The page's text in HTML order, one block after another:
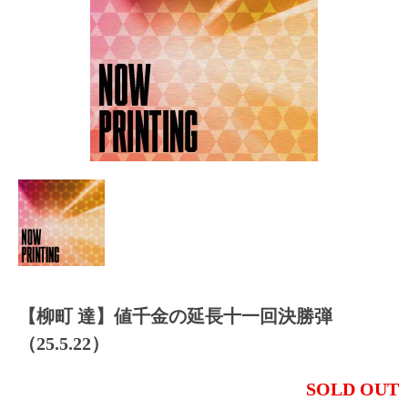
【柳町 達】値千金の延長十一回決勝弾
（25.5.22）
SOLD OUT